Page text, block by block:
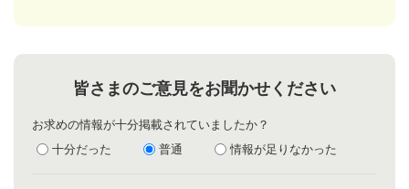
皆さまのご意見をお聞かせください
お求めの情報が十分掲載されていましたか？
十分だった
普通 情報が足りなかった